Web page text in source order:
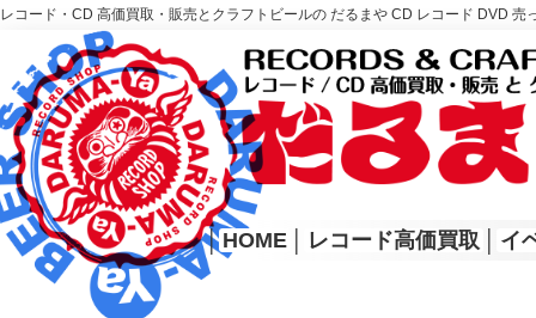
レコード・CD 高価買取・販売とクラフトビールの だるまや CD レコード DVD
レコード高価買取はこちら
HOME
│ HOME レコード高価買取 イ